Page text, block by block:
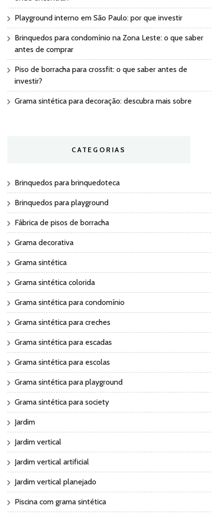
Playground interno em São Paulo: por que investir
Brinquedos para condomínio na Zona Leste: o que saber
antes de comprar
Piso de borracha para crossfit: o que saber antes de
investir?
Grama sintética para decoração: descubra mais sobre
CATEGORIAS
Brinquedos para brinquedoteca
Brinquedos para playground
Fábrica de pisos de borracha
Grama decorativa
Grama sintética
Grama sintética colorida
Grama sintética para condomínio
Grama sintética para creches
Grama sintética para escadas
Grama sintética para escolas
Grama sintética para playground
Grama sintética para society
Jardim
Jardim vertical
Jardim vertical artificial
Jardim vertical planejado
Piscina com grama sintética